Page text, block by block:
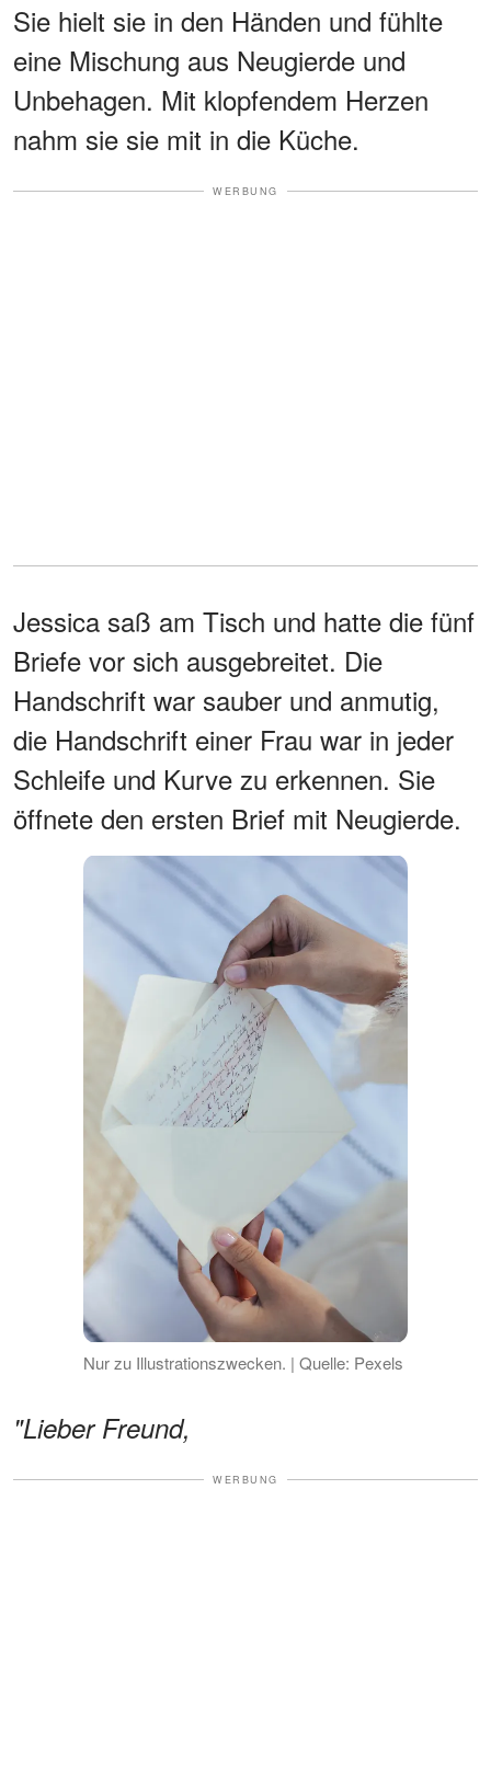
Sie hielt sie in den Händen und fühlte
eine Mischung aus Neugierde und
Unbehagen. Mit klopfendem Herzen
nahm sie sie mit in die Küche.
WERBUNG
Jessica saß am Tisch und hatte die fünf
Briefe vor sich ausgebreitet. Die
Handschrift war sauber und anmutig,
die Handschrift einer Frau war in jeder
Schleife und Kurve zu erkennen. Sie
öffnete den ersten Brief mit Neugierde.
Nur zu Illustrationszwecken. | Quelle: Pexels
"Lieber Freund,
WERBUNG